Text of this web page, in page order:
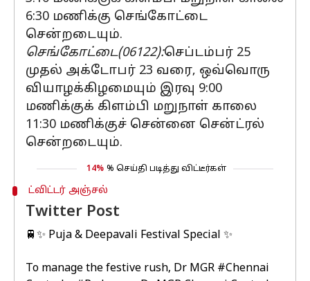
6:30 மணிக்கு செங்கோட்டை
சென்றடையும்.
செங்கோட்டை(06122):செப்டம்பர் 25
முதல் அக்டோபர் 23 வரை, ஒவ்வொரு
வியாழக்கிழமையும் இரவு 9:00
மணிக்குக் கிளம்பி மறுநாள் காலை
11:30 மணிக்குச் சென்னை சென்ட்ரல்
சென்றடையும்.
14% % செய்தி படித்து விட்டீர்கள்
ட்விட்டர் அஞ்சல்
Twitter Post
🚆✨ Puja & Deepavali Festival Special ✨
To manage the festive rush, Dr MGR #Chennai